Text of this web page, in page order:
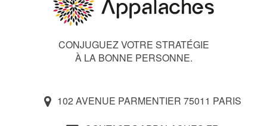
CONJUGUEZ VOTRE STRATÉGIE
À LA BONNE PERSONNE.
102 AVENUE PARMENTIER 75011 PARIS